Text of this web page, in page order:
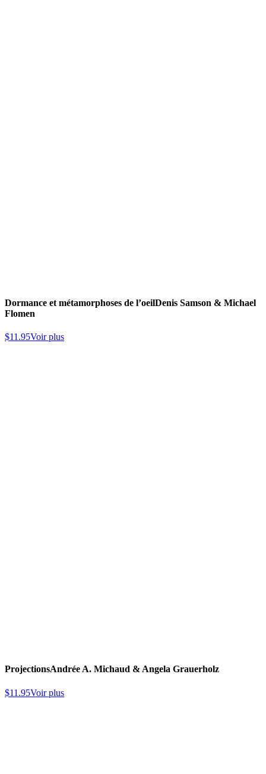
Dormance et métamorphoses de l’oeilDenis Samson & Michael
Flomen
$11.95Voir plus
ProjectionsAndrée A. Michaud & Angela Grauerholz
$11.95Voir plus